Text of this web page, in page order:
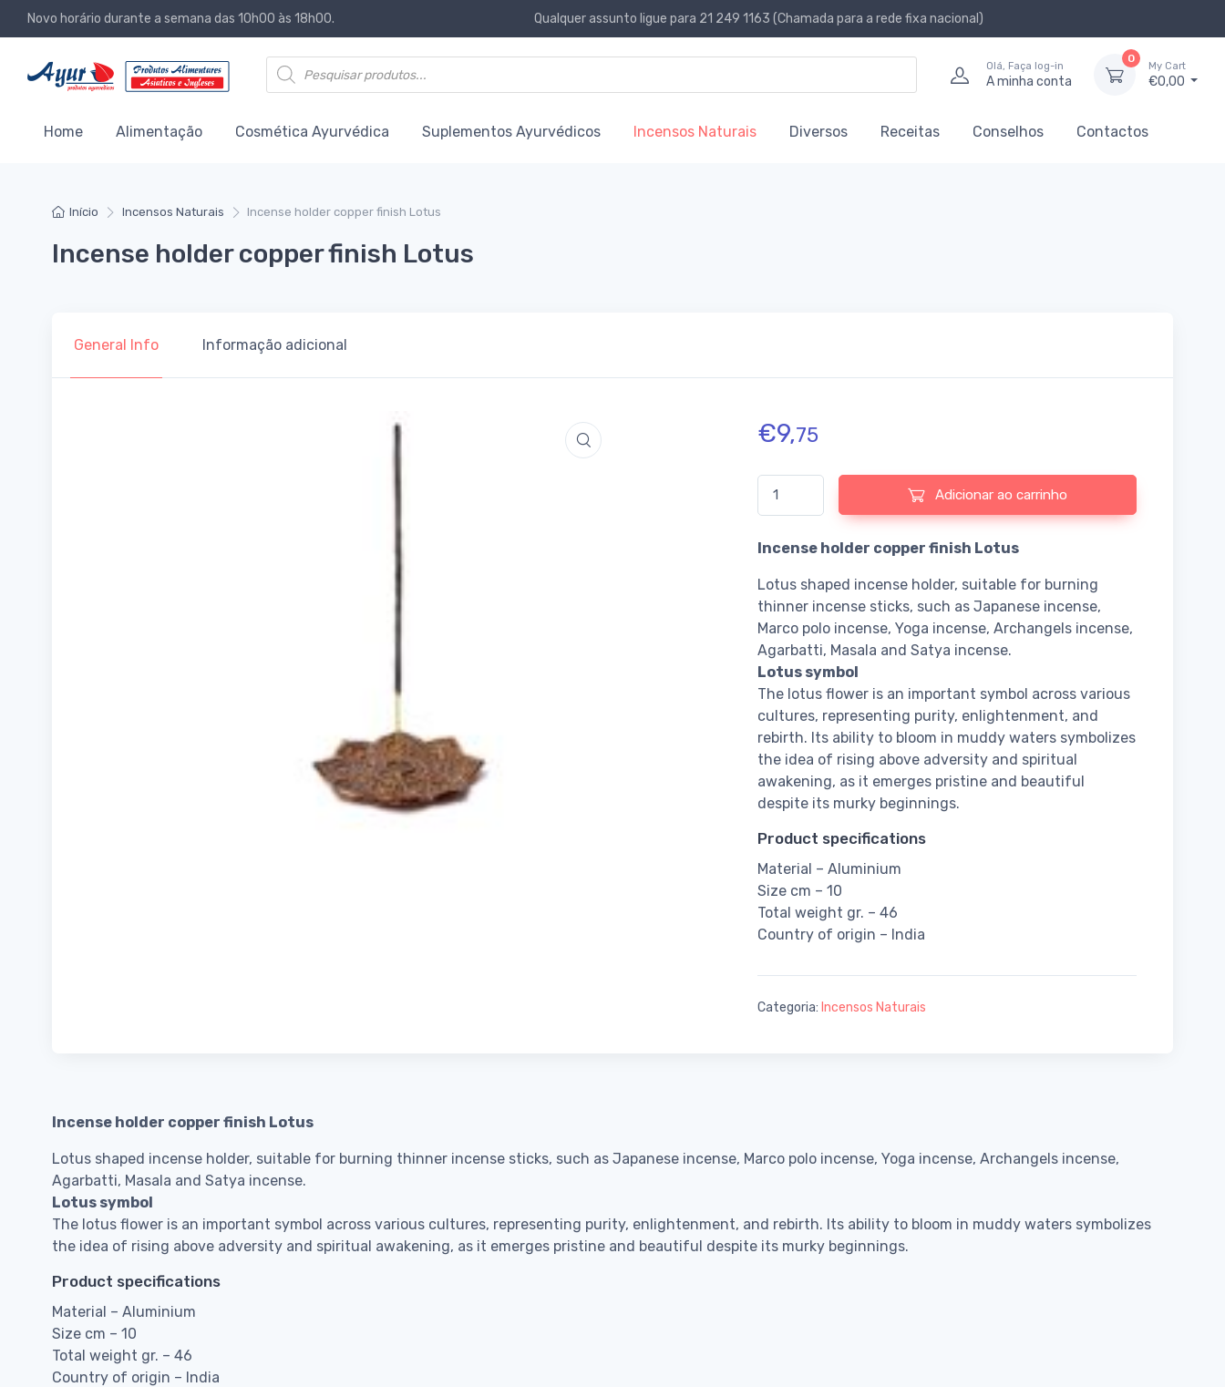
Novo horário durante a semana das 10h00 às 18h00. Qualquer assunto ligue para 21 249 1163 (Chamada para a rede fixa nacional)
Products search Olá, Faça log-in
A minha conta
0
My Cart
€0,00
Home Alimentação Cosmética Ayurvédica Suplementos Ayurvédicos Incensos Naturais Diversos Receitas Conselhos Contactos
Início Incensos Naturais Incense holder copper finish Lotus
Incense holder copper finish Lotus
General Info Informação adicional
€9,75
Quantidade de Incense holder copper finish Lotus
Adicionar ao carrinho
Incense holder copper finish Lotus
Lotus shaped incense holder, suitable for burning
thinner incense sticks, such as Japanese incense,
Marco polo incense, Yoga incense, Archangels incense,
Agarbatti, Masala and Satya incense.
Lotus symbol
The lotus flower is an important symbol across various
cultures, representing purity, enlightenment, and
rebirth. Its ability to bloom in muddy waters symbolizes
the idea of rising above adversity and spiritual
awakening, as it emerges pristine and beautiful
despite its murky beginnings.
Product specifications
Material – Aluminium
Size cm – 10
Total weight gr. – 46
Country of origin – India
Categoria: Incensos Naturais
Incense holder copper finish Lotus
Lotus shaped incense holder, suitable for burning thinner incense sticks, such as Japanese incense, Marco polo incense, Yoga incense, Archangels incense,
Agarbatti, Masala and Satya incense.
Lotus symbol
The lotus flower is an important symbol across various cultures, representing purity, enlightenment, and rebirth. Its ability to bloom in muddy waters symbolizes
the idea of rising above adversity and spiritual awakening, as it emerges pristine and beautiful despite its murky beginnings.
Product specifications
Material – Aluminium
Size cm – 10
Total weight gr. – 46
Country of origin – India